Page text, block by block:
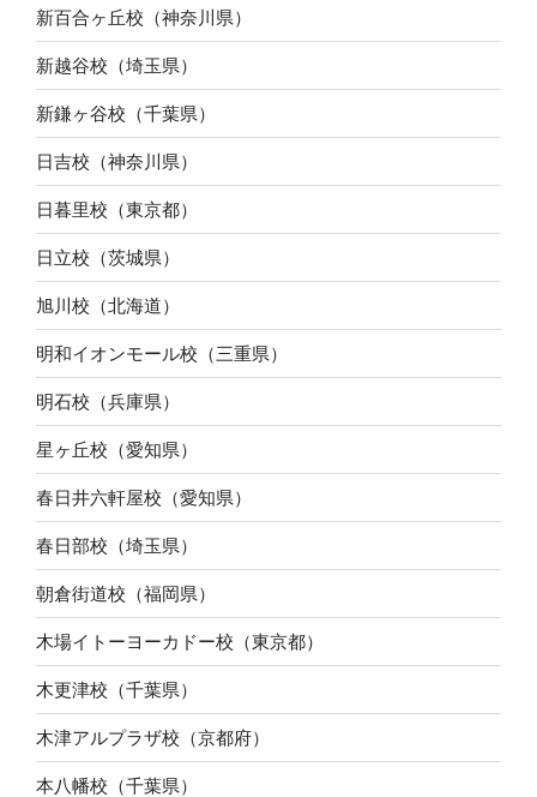
新百合ヶ丘校（神奈川県）
新越谷校（埼玉県）
新鎌ヶ谷校（千葉県）
日吉校（神奈川県）
日暮里校（東京都）
日立校（茨城県）
旭川校（北海道）
明和イオンモール校（三重県）
明石校（兵庫県）
星ヶ丘校（愛知県）
春日井六軒屋校（愛知県）
春日部校（埼玉県）
朝倉街道校（福岡県）
木場イトーヨーカドー校（東京都）
木更津校（千葉県）
木津アルプラザ校（京都府）
本八幡校（千葉県）